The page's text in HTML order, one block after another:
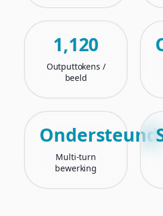
1,120
Outputtokens /
beeld
Ondersteund
Multi-turn
bewerking